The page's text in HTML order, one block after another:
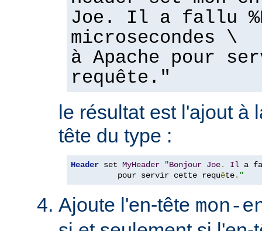
Joe. Il a fallu
microsecondes \
à Apache pour
requête."
le résultat est l'ajout à
tête du type :
Header set MyHeader "Bonjour Joe. Il a
          pour servir cette requ
ête. "
Ajoute l'en-tête mon-